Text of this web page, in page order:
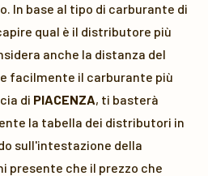
In base al tipo di carburante di
qual è il distributore più
anche la distanza del
facilmente il carburante più
di PIACENZA, ti basterà
la tabella dei distributori in
sull'intestazione della
presente che il prezzo che